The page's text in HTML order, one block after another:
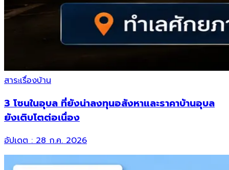
สาระเรื่องบ้าน
3 โซนในอุบล ที่ยังน่าลงทุนอสังหาและราคาบ้านอุบล
ยังเติบโตต่อเนื่อง
อัปเดต : 28 ก.ค. 2026